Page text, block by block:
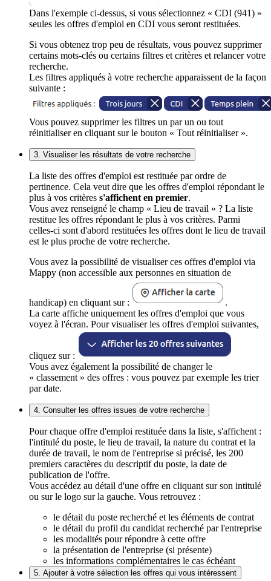
Dans l'exemple ci-dessus, si vous sélectionnez « CDI (941) »
seules les offres d'emploi en CDI vous seront restituées.
Si vous obtenez trop peu de résultats, vous pouvez supprimer
certains mots-clés ou certains filtres et critères et relancer votre
recherche.
Les filtres appliqués à votre recherche apparaissent de la façon
suivante :
Vous pouvez supprimer les filtres un par un ou tout
réinitialiser en cliquant sur le bouton « Tout réinitialiser ».
3. Visualiser les résultats de votre recherche
La liste des offres d'emploi est restituée par ordre de
pertinence. Cela veut dire que les offres d'emploi répondant le
plus à vos critères s'affichent en premier.
Vous avez renseigné le champ « Lieu de travail » ? La liste
restitue les offres répondant le plus à vos critères. Parmi
celles-ci sont d'abord restituées les offres dont le lieu de travail
est le plus proche de votre recherche.
Vous avez la possibilité de visualiser ces offres d'emploi via
Mappy (non accessible aux personnes en situation de
handicap) en cliquant sur :
.
La carte affiche uniquement les offres d'emploi que vous
voyez à l'écran. Pour visualiser les offres d'emploi suivantes,
cliquez sur :
Vous avez également la possibilité de changer le
« classement » des offres : vous pouvez par exemple les trier
par date.
4. Consulter les offres issues de votre recherche
Pour chaque offre d'emploi restituée dans la liste, s'affichent :
l'intitulé du poste, le lieu de travail, la nature du contrat et la
durée de travail, le nom de l'entreprise si précisé, les 200
premiers caractères du descriptif du poste, la date de
publication de l'offre.
Vous accédez au détail d'une offre en cliquant sur son intitulé
ou sur le logo sur la gauche. Vous retrouvez :
le détail du poste recherché et les éléments de contrat
le détail du profil du candidat recherché par l'entreprise
les modalités pour répondre à cette offre
la présentation de l'entreprise (si présente)
les informations complémentaires le cas échéant
5. Ajouter à votre sélection les offres qui vous intéressent